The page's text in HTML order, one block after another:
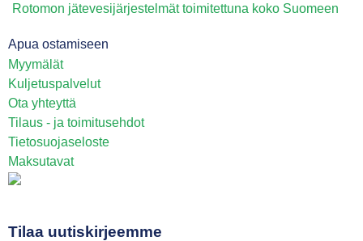
Rotomon jätevesijärjestelmät toimitettuna koko Suomeen
Apua ostamiseen
Myymälät
Kuljetuspalvelut
Ota yhteyttä
Tilaus - ja toimitusehdot
Tietosuojaseloste
Maksutavat
Tilaa uutiskirjeemme